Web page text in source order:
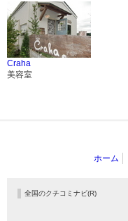
Craha
美容室
ホーム
全国のクチコミナビ(R)